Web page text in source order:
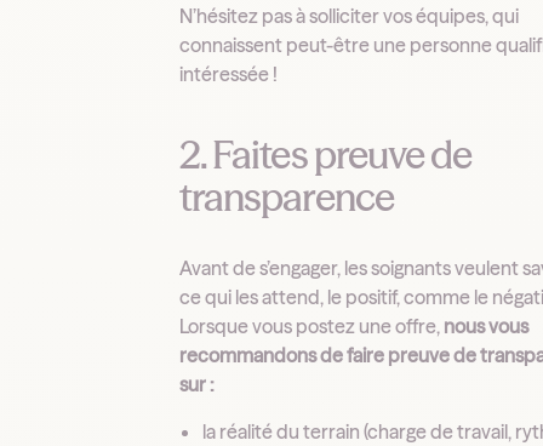
N’hésitez pas à solliciter vos équipes, qui
connaissent peut-être une personne
intéressée !
2. Faites preuve de
transparence
Avant de s’engager, les soignants veulent
ce qui les attend, le positif, comme le
Lorsque vous postez une offre, nous vous
recommandons de faire preuve de
sur :
la réalité du terrain (charge de travail,